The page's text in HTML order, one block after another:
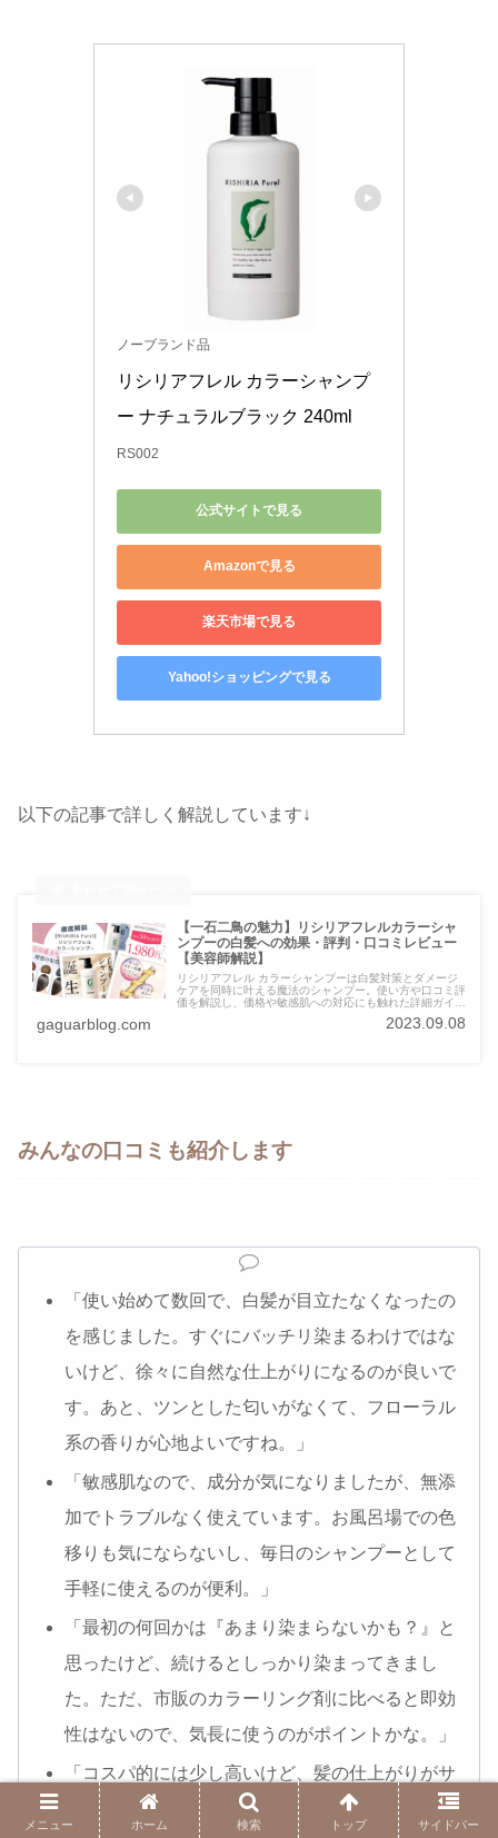
ノーブランド品
リシリアフレル カラーシャンプ
ー ナチュラルブラック 240ml
RS002
公式サイトで見る
Amazonで見る
楽天市場で見る
Yahoo!ショッピングで見る
以下の記事で詳しく解説しています↓
【一石二鳥の魅力】リシリアフレルカラーシャ
ンプーの白髪への効果・評判・口コミレビュー
【美容師解説】
リシリアフレル カラーシャンプーは白髪対策とダメージ
ケアを同時に叶える魔法のシャンプー。使い方や口コミ評
価を解説し、価格や敏感肌への対応にも触れた詳細ガイ
gaguarblog.com 2023.09.08
みんなの口コミも紹介します
「使い始めて数回で、白髪が目立たなくなったの
を感じました。すぐにバッチリ染まるわけではな
いけど、徐々に自然な仕上がりになるのが良いで
す。あと、ツンとした匂いがなくて、フローラル
系の香りが心地よいですね。」
「敏感肌なので、成分が気になりましたが、無添
加でトラブルなく使えています。お風呂場での色
移りも気にならないし、毎日のシャンプーとして
手軽に使えるのが便利。」
「最初の何回かは『あまり染まらないかも？』と
思ったけど、続けるとしっかり染まってきまし
た。ただ、市販のカラーリング剤に比べると即効
性はないので、気長に使うのがポイントかな。」
「コスパ的には少し高いけど、髪の仕上がりがサ
ラサラになって満足です。カラーリングで髪が傷
メニュー ホーム 検索 トップ サイドバー